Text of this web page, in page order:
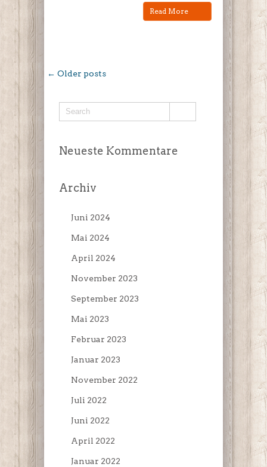
Read More
← Older posts
Neueste Kommentare
Archiv
Juni 2024
Mai 2024
April 2024
November 2023
September 2023
Mai 2023
Februar 2023
Januar 2023
November 2022
Juli 2022
Juni 2022
April 2022
Januar 2022